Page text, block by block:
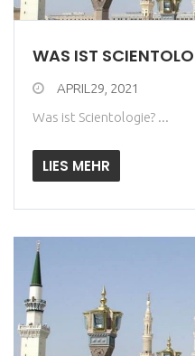
WAS IST
APRIL29, 2021
Was ist Scientologie? ...
LIES MEHR